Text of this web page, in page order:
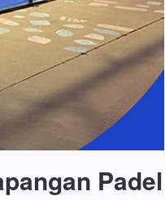
Padel